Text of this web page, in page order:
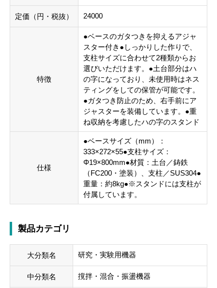
定価（円・税抜） 24000
特徴
●ベースのガタつきを抑えるアジャ
スター付き●しっかりした作りで、
支柱サイズに合わせて2種類からお
選びいただけます。●土台部分はハ
の字になっており、未使用時はネス
ティングをしての保管が可能です。
●ガタつき防止のため、右手前にア
ジャスターを装備しています。●重
ね収納を考慮したハの字のスタンド
仕様
●ベースサイズ（mm）：
333×272×55●支柱サイズ：
Φ19×800mm●材質：土台／鋳鉄
（FC200・塗装）、支柱／SUS304●
重量：約8kg●※スタンドには支柱が
付属しています。
製品カテゴリ
大分類名 研究・実験用機器
中分類名 撹拌・混合・振盪機器